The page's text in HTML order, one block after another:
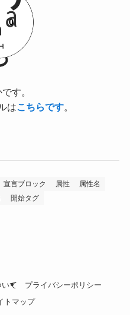
す。
はこちらです。
宣言ブロック 属性
属性名
開始タグ
て
プライバシーポリシー
トマップ